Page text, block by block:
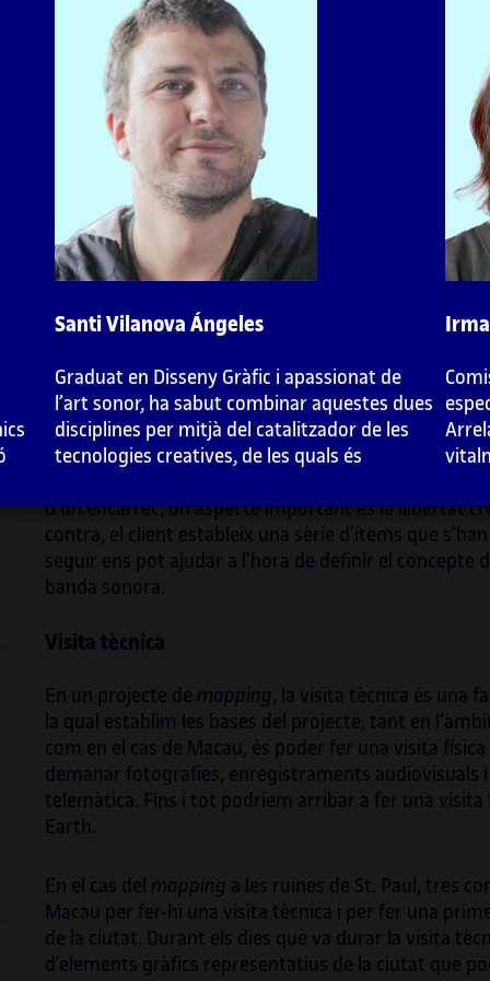
2.
2.9. Cas d’estudi: Mapping Telenoika
2.9.1. Preprojecte
Analitzarem un projecte executat el 2010 per
Encàrrec
El cas concret que analitzarem parteix d’un
Telenoika. En altres casos, es podria tractar de la
d’un encàrrec, un aspecte important és la llibertat
contra, el client estableix una sèrie d’ítems que
seguir ens pot ajudar a l’hora de definir el concepte
banda sonora.
Visita tècnica
En un projecte de mapping , la visita tècnica és una
la qual establim les bases del projecte, tant en
com en el cas de Macau, és poder fer una visita
demanar fotografies, enregistraments audiovisuals
telemàtica. Fins i tot podríem arribar a fer una visita
Earth.
En el cas del mapping a les ruïnes de St. Paul, tres
Macau per fer-hi una visita tècnica i per fer una
de la ciutat. Durant els dies que va durar la visita
d’elements gràfics representatius de la ciutat que
Santi Vilanova Ángeles
Graduat en Disseny Gràfic i apassionat de
l’art sonor, ha sabut combinar aquestes dues
disciplines per mitjà del catalitzador de les
tecnologies creatives, de les quals és
(De)format a l’escenaravede principis dels
anys 2000, el seu treball sonor ha
evolucionat per integrar aquesta influència
ha dut a terme combina algorismes digitals i
clàssics i conjunts acústics, i se centra en la
idea d’una música visual. Vilanova també ha
estat implicat en l’educació durant tota la
seva trajectòria artística. Ha estat professor
permanent en diverses universitats
catalanes durant més de quinze anys i ha fet
multimèdia. Podeu veure més informació
sobre els seus projectes a:
playmodes.com/
en
grau
de